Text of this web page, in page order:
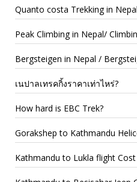
Quanto costa Trekking in
Peak Climbing in Nepal/
Bergsteigen in Nepal /
เนปาลเทรคกิ้งราคาเท่าไหร่?
How hard is EBC Trek?
Gorakshep to Kathmandu
Kathmandu to Lukla flight Cost